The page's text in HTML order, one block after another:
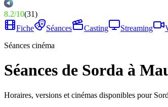
8.2/10(31)
Fiche
Séances Casting Streaming
Séances cinéma
Séances de Sorda à
Horaires, versions et cinémas disponibles pour